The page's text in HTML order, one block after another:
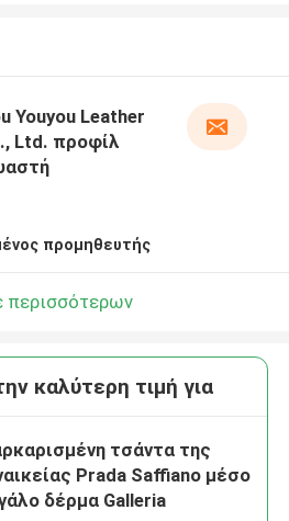
Youyou Leather
Ltd. προφίλ
προμηθευτής
περισσότερων
καλύτερη τιμή για
τσάντα της
Prada Saffiano μέσο
δέρμα Galleria